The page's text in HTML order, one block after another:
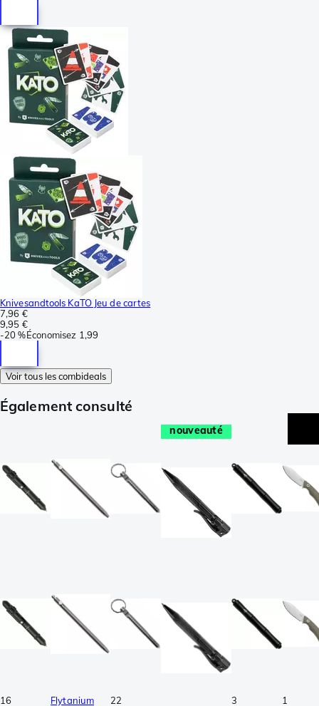
Knivesandtools KaTO Jeu de cartes
7,96 €
9,95 €
-20 %Économisez 1,99
Voir tous les combideals
Également consulté
16
Flytanium
22
nouveauté
3
1